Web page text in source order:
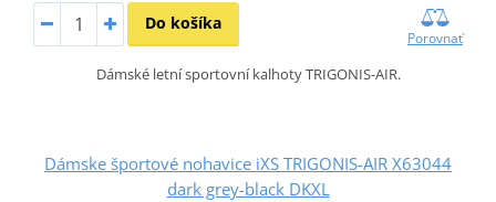
Do košíka
Porovnať
Dámské letní sportovní kalhoty TRIGONIS-AIR.
Dámske športové nohavice iXS TRIGONIS-AIR X63044
dark grey-black DKXL